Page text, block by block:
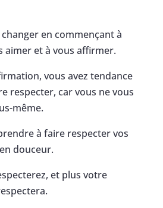
en commençant à
aimer et à vous affirmer.
vous avez tendance
respecter, car vous ne vous
même.
à faire respecter vos
douceur.
et plus votre